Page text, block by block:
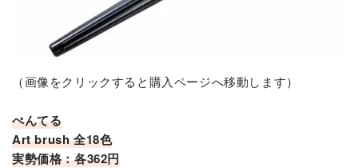
（画像をクリックすると購入ページへ移動します）
ぺんてる
Art brush 全18色
実勢価格：各362円